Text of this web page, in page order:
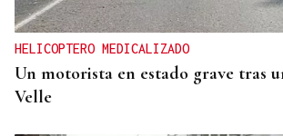
HELICOPTERO MEDICALIZADO
Un motorista en estado grave tras
Velle